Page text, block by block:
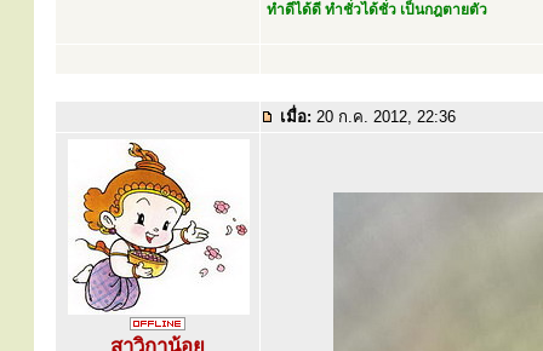
ทำดีได้ดี ทำชั่วได้ชั่ว เป็นกฎตายตัว
เมื่อ: 20 ก.ค. 2012, 22:36